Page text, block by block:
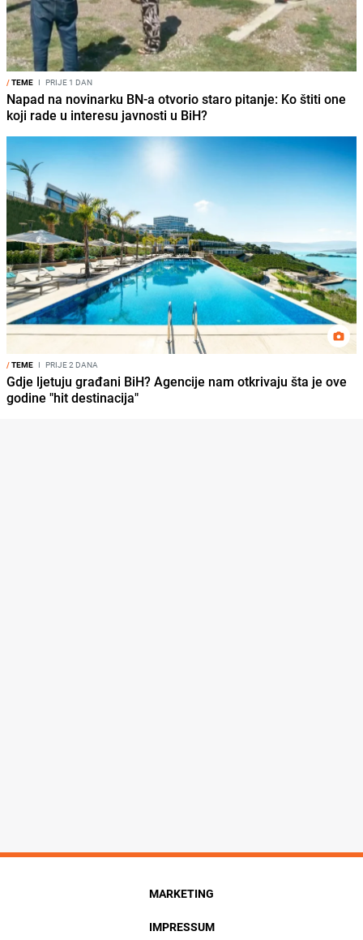
/TEME I PRIJE 1 DAN
Napad na novinarku BN-a otvorio staro pitanje: Ko štiti one
koji rade u interesu javnosti u BiH?
/TEME I PRIJE 2 DANA
Gdje ljetuju građani BiH? Agencije nam otkrivaju šta je ove
godine "hit destinacija"
MARKETING
IMPRESSUM